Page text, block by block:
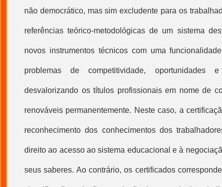
não democrático, mas sim excludente para os
referências teórico-metodológicas de um sistema
novos instrumentos técnicos com uma
problemas de competitividade, oportunidades
desvalorizando os títulos profissionais em nome de
renováveis permanentemente. Neste caso, a
reconhecimento dos conhecimentos dos
direito ao acesso ao sistema educacional e à
seus saberes. Ao contrário, os certificados